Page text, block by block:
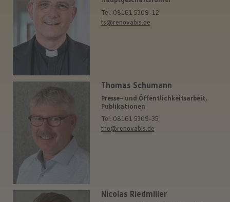
Tel: 08161 5309-12
ts@renovabis.de
Thomas Schumann
Presse- und Öffentlichkeitsarbeit,
Publikationen
Tel: 08161 5309-35
tho@renovabis.de
Nicolas Riedmiller